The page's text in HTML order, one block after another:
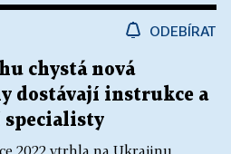
ODEBÍRAT
chystá nová
dostávají instrukce a
specialisty
2022 vtrhla na Ukrajinu,